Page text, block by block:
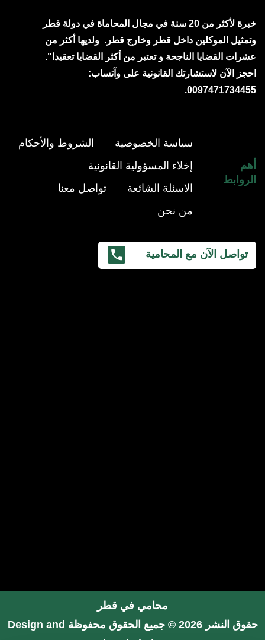
خبرة لأكثر من 20 سنة في مجال المحاماة في دولة قطر
وتمثيل الموكلين داخل قطر وخارج قطر. ولديها أكثر من
عشرات القضايا الناجحة و تعتبر من أكثر القضايا تعقيدا".
احجز الآن لاستشارتك القانونية على وآتساب:
0097471734455.
أهم
الروابط
سياسة الخصوصية
الشروط والأحكام
إخلاء المسؤولية القانونية
الاسئلة الشائعة
تواصل معنا
من نحن
تواصل الآن مع المحامية
محامي في قطر
حقوق النشر 2026 © جميع الحقوق محفوظة
Design and